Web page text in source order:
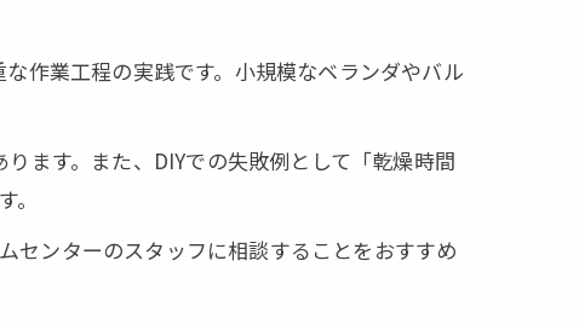
作業工程の実践です。小規模なベランダやバル
ます。また、DIYでの失敗例として「乾燥時間
センターのスタッフに相談することをおすすめ